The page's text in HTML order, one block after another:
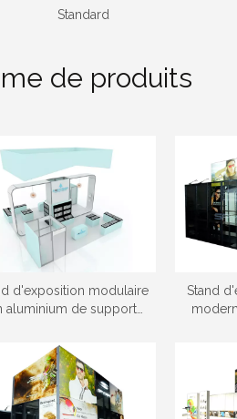
Standard
de produits
d'exposition modulaire
aluminium de support
coutume 3x3
Stand